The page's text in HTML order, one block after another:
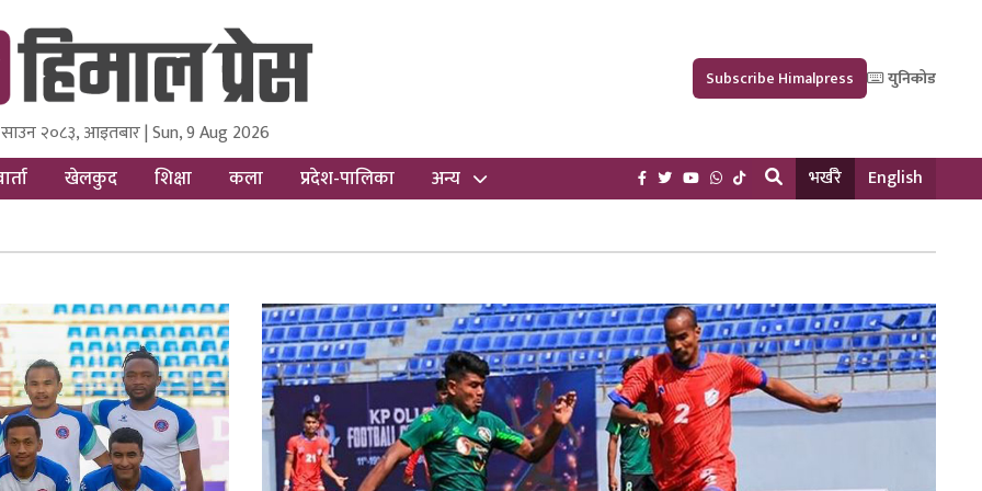
Media and Research Pvt Ltd.
२०८३, आइतबार | Sun, 9 Aug 2026
Subscribe Himalpress युनिकोड
खेलकुद शिक्षा कला प्रदेश-पालिका अन्य भर्खरै English